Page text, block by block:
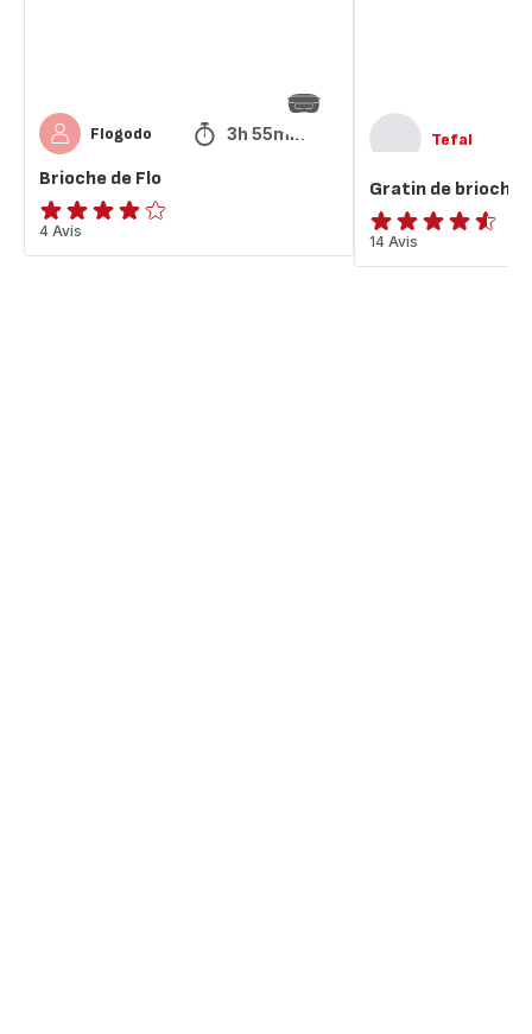
Flogodo 3h 55min
Brioche de Flo
ratings.3.8
4 Avis
Tefal
Gratin de brioche
ratings.4.5
14 Avis